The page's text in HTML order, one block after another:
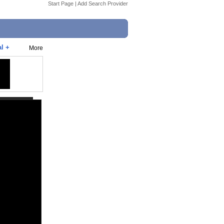
Start Page | Add Search Provider
+ More